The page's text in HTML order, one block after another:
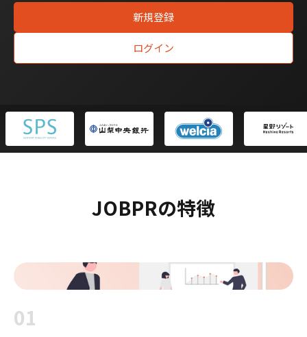
新規登録
ログイン
JOBPRの特徴
01